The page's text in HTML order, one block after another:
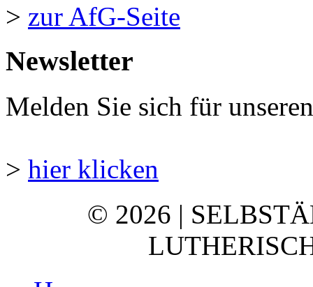
> zur AfG-Seite
Newsletter
Melden Sie sich für
> hier klicken
© 2026 |